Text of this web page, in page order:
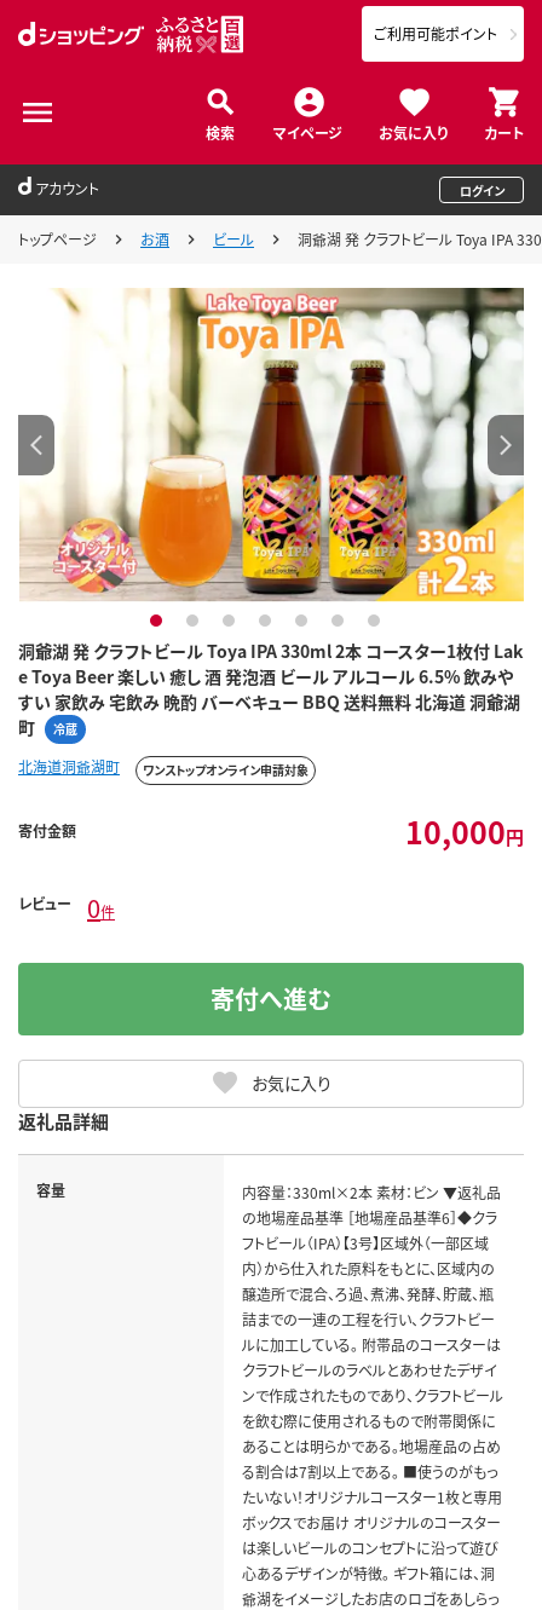
検索 マイページ お気に入り カート
ご利用可能ポイント
アカウント ログイン
トップページ お酒 ビール 洞爺湖 発 クラフトビール Toya IPA
洞爺湖 発 クラフトビール Toya IPA 330ml 2本 コースター1枚付 Lak
e Toya Beer 楽しい 癒し 酒 発泡酒 ビール アルコール 6.5% 飲みや
すい 家飲み 宅飲み 晩酌 バーベキュー BBQ 送料無料 北海道 洞爺湖
町
冷蔵
1 2 3 4 5 6 7
北海道洞爺湖町 ワンストップオンライン申請対象
寄付金額 10,000円
レビュー 0件
お気に入り
寄付へ進む
返礼品詳細
容量
内容量：330ml×2本 素材：ビン ▼返礼品
の地場産品基準 ［地場産品基準6］◆クラ
フトビール（IPA）【3号】区域外（一部区域
内）から仕入れた原料をもとに、区域内の
醸造所で混合、ろ過、煮沸、発酵、貯蔵、瓶
詰までの一連の工程を行い、クラフトビー
ルに加工している。 附帯品のコースターは
クラフトビールのラベルとあわせたデザイ
ンで作成されたものであり、クラフトビール
を飲む際に使用されるもので附帯関係に
あることは明らかである。地場産品の占め
る割合は7割以上である。 ■使うのがもっ
たいない！オリジナルコースター1枚と専用
ボックスでお届け オリジナルのコースター
は楽しいビールのコンセプトに沿って遊び
心あるデザインが特徴。 ギフト箱には、洞
爺湖をイメージしたお店のロゴをあしらっ